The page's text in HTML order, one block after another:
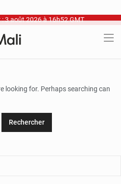
3 août 2026 à 16h52 GMT
looking for. Perhaps searching can